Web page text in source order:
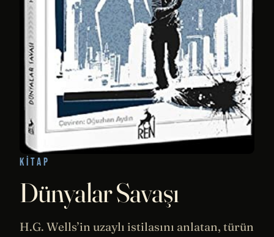
KITAP
Dünyalar Savaşı
H.G. Wells’in uzaylı istilasını anlatan, türün